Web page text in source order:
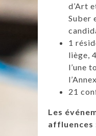
d’Art
Suber
1
liège,
l’une
21
Les
affluences